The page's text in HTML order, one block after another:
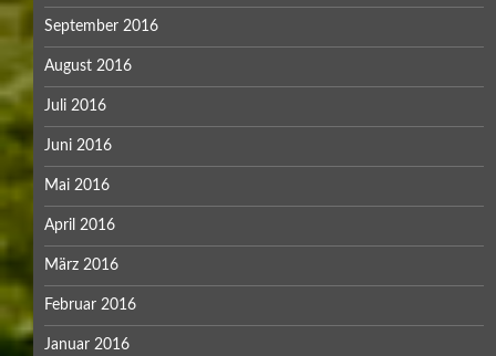
September 2016
August 2016
Juli 2016
Juni 2016
Mai 2016
April 2016
März 2016
Februar 2016
Januar 2016